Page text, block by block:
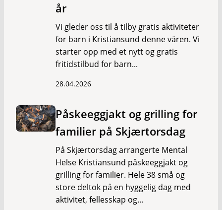
år
Vi gleder oss til å tilby gratis aktiviteter
for barn i Kristiansund denne våren. Vi
starter opp med et nytt og gratis
fritidstilbud for barn...
28.04.2026
Påskeeggjakt og grilling for
familier på Skjærtorsdag
På Skjærtorsdag arrangerte Mental
Helse Kristiansund påskeeggjakt og
grilling for familier. Hele 38 små og
store deltok på en hyggelig dag med
aktivitet, fellesskap og...